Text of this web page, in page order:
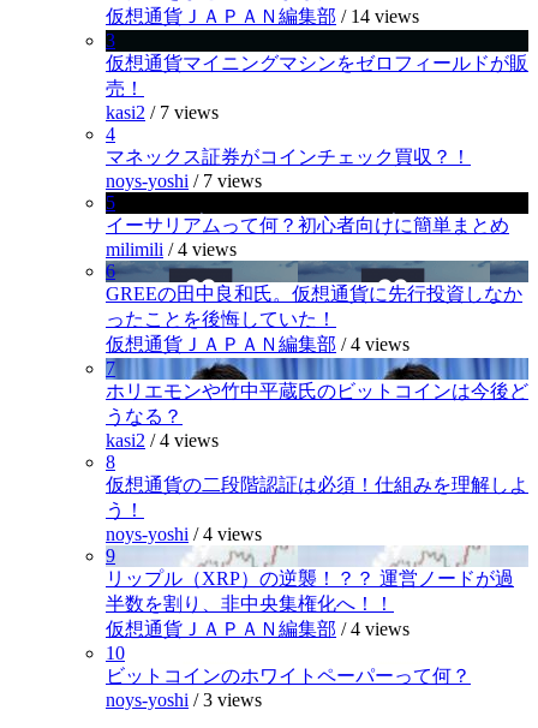
仮想通貨ＪＡＰＡＮ編集部 / 14 views
3
仮想通貨マイニングマシンをゼロフィールドが販
売！
kasi2 / 7 views
4
マネックス証券がコインチェック買収？！
noys-yoshi / 7 views
5
イーサリアムって何？初心者向けに簡単まとめ
milimili /4 views
6
GREEの田中良和氏。仮想通貨に先行投資しなか
ったことを後悔していた！
仮想通貨ＪＡＰＡＮ編集部 /4 views
7
ホリエモンや竹中平蔵氏のビットコインは今後ど
うなる？
kasi2 /4 views
8
仮想通貨の二段階認証は必須！仕組みを理解しよ
う！
noys-yoshi /4 views
9
リップル（XRP）の逆襲！？？ 運営ノードが過
半数を割り、非中央集権化へ！！
仮想通貨ＪＡＰＡＮ編集部 /4 views
10
ビットコインのホワイトペーパーって何？
noys-yoshi /3 views